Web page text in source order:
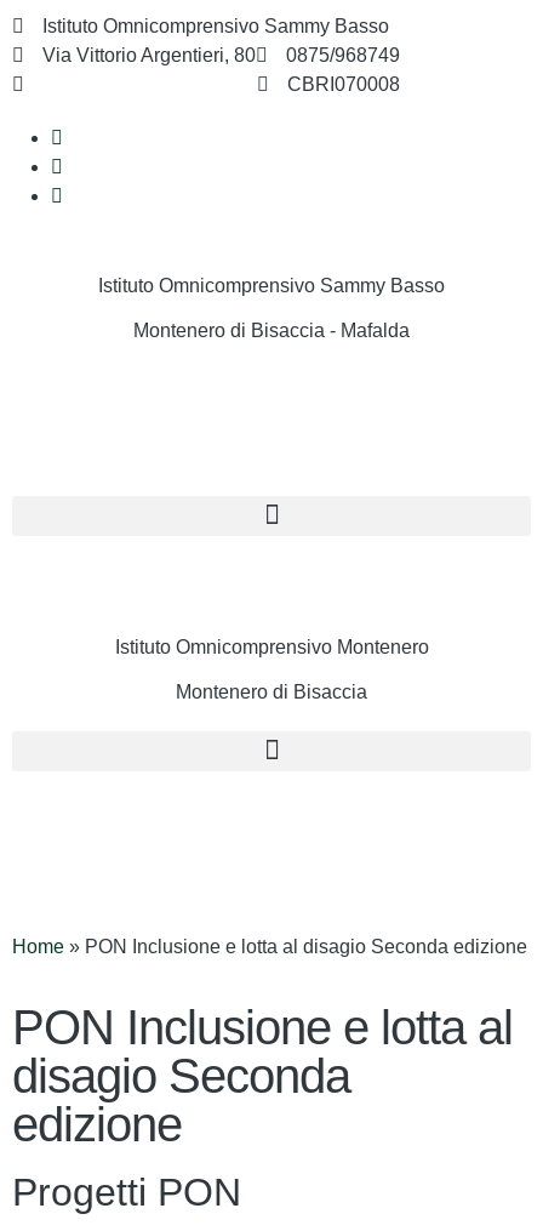
Istituto Omnicomprensivo Sammy Basso
Via Vittorio Argentieri, 80
0875/968749
CBRI070008
Istituto Omnicomprensivo Sammy Basso
Montenero di Bisaccia - Mafalda
Istituto Omnicomprensivo Montenero
Montenero di Bisaccia
Home » PON Inclusione e lotta al disagio Seconda edizione
PON Inclusione e lotta al
disagio Seconda
edizione
Progetti PON